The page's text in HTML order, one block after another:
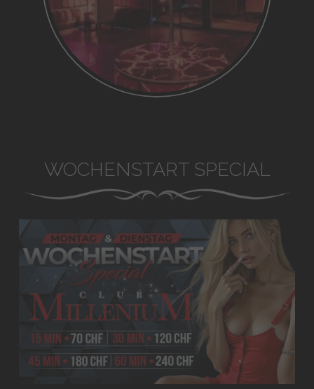
WOCHENSTART SPECIAL